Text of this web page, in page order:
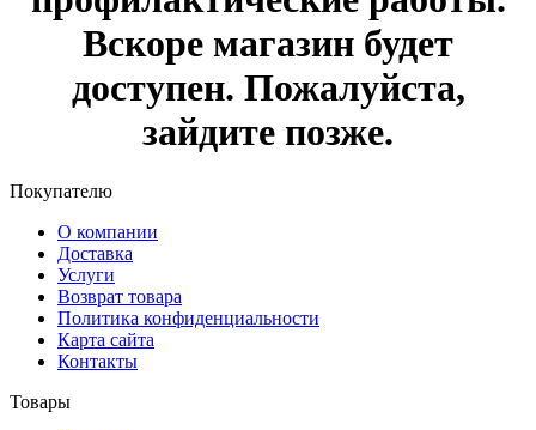
Вскоре магазин будет
доступен. Пожалуйста,
зайдите позже.
Покупателю
О компании
Доставка
Услуги
Возврат товара
Политика конфиденциальности
Карта сайта
Контакты
Товары